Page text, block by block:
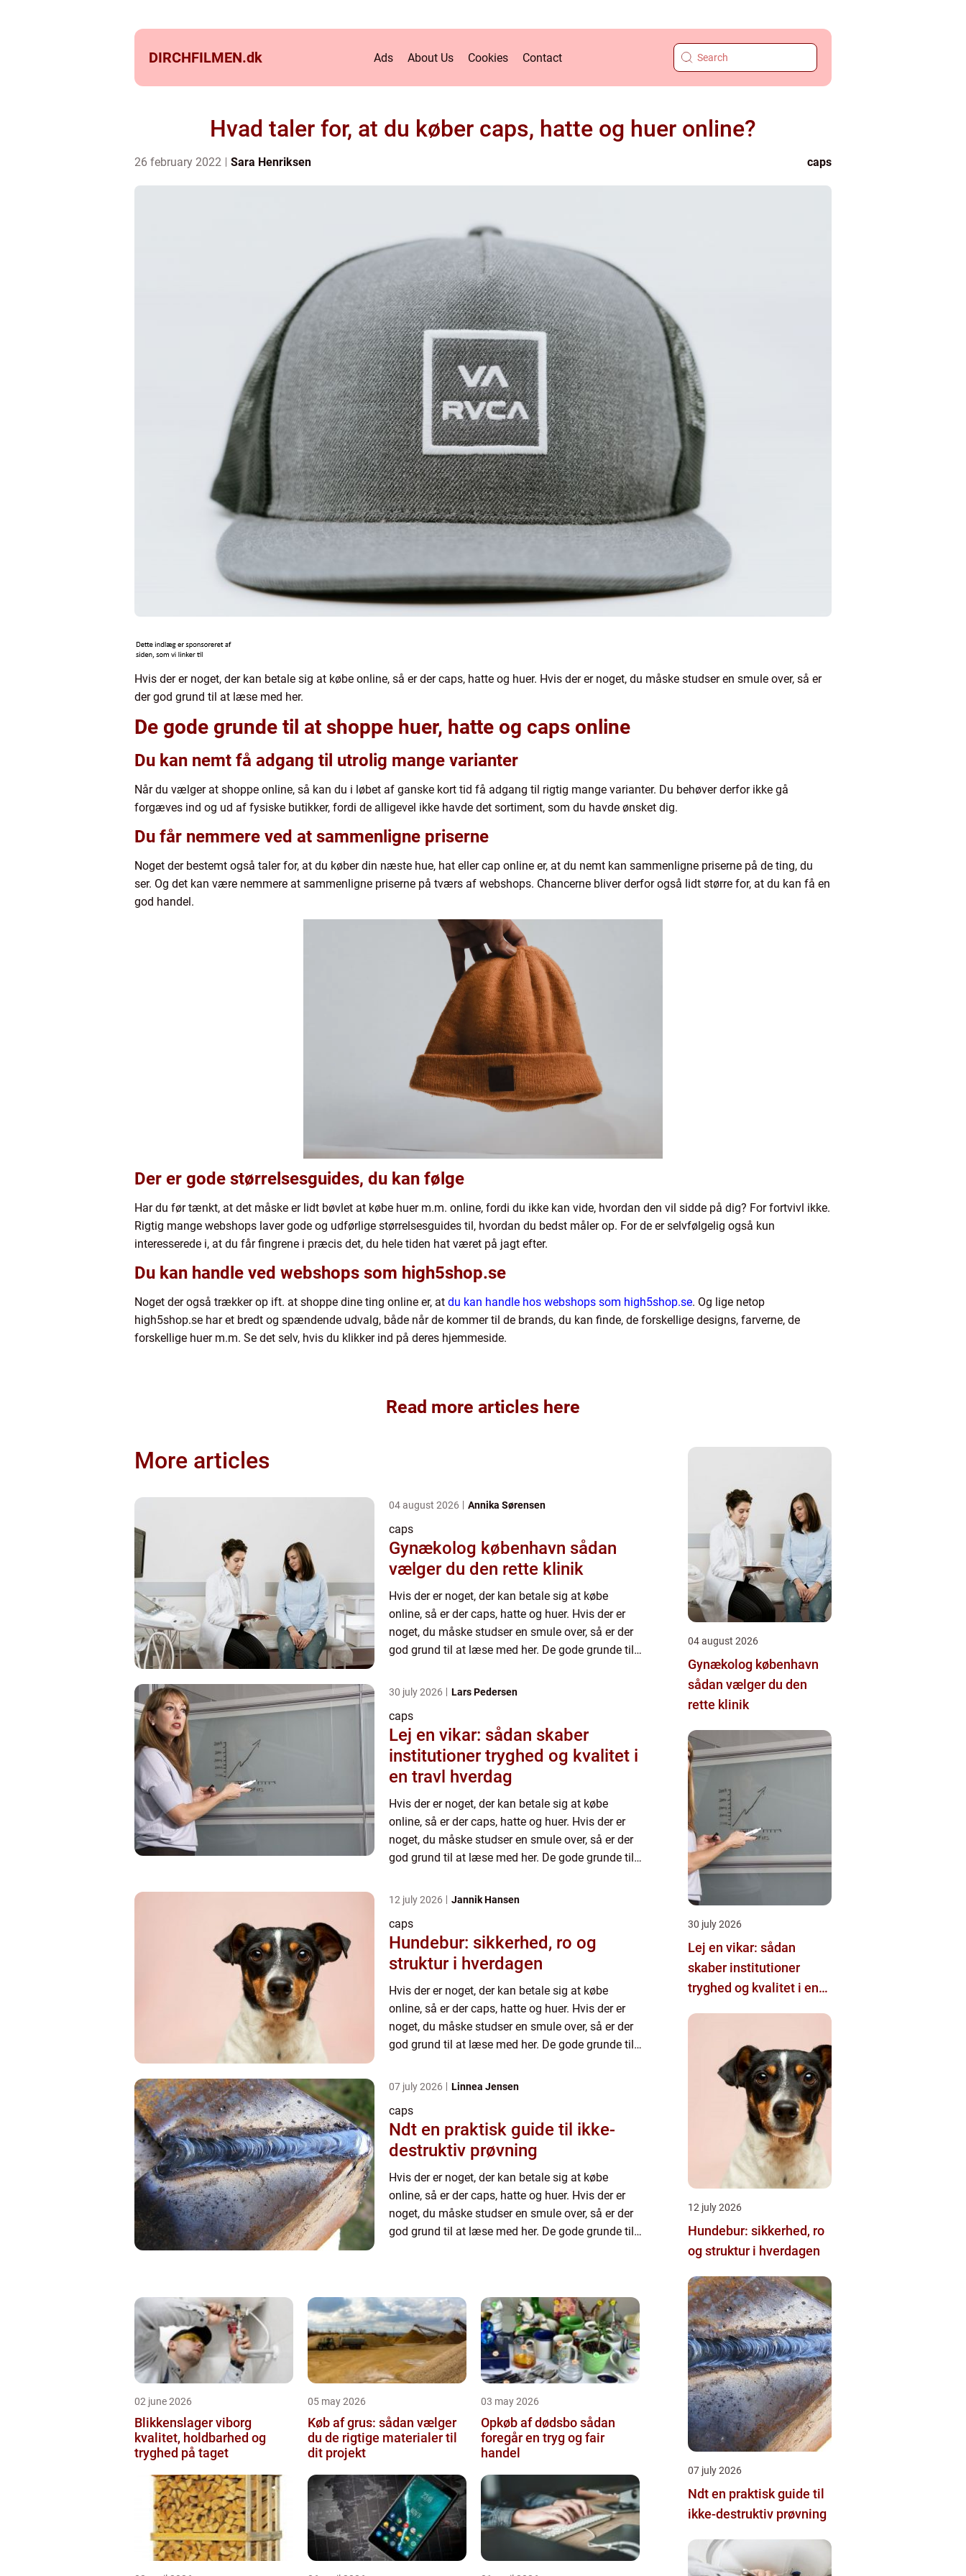
DIRCHFILMEN.dk Ads About Us Cookies Contact
Hvad taler for, at du køber caps, hatte og huer online?
26 february 2022 Sara Henriksen caps
Hvis der er noget, der kan betale sig at købe online, så er der caps, hatte og huer. Hvis der er noget, du måske studser en smule over, så er
der god grund til at læse med her.
De gode grunde til at shoppe huer, hatte og caps online
Du kan nemt få adgang til utrolig mange varianter
Når du vælger at shoppe online, så kan du i løbet af ganske kort tid få adgang til rigtig mange varianter. Du behøver derfor ikke gå
forgæves ind og ud af fysiske butikker, fordi de alligevel ikke havde det sortiment, som du havde ønsket dig.
Du får nemmere ved at sammenligne priserne
Noget der bestemt også taler for, at du køber din næste hue, hat eller cap online er, at du nemt kan sammenligne priserne på de ting, du
ser. Og det kan være nemmere at sammenligne priserne på tværs af webshops. Chancerne bliver derfor også lidt større for, at du kan få en
god handel.
Der er gode størrelsesguides, du kan følge
Har du før tænkt, at det måske er lidt bøvlet at købe huer m.m. online, fordi du ikke kan vide, hvordan den vil sidde på dig? For fortvivl ikke.
Rigtig mange webshops laver gode og udførlige størrelsesguides til, hvordan du bedst måler op. For de er selvfølgelig også kun
interesserede i, at du får fingrene i præcis det, du hele tiden hat været på jagt efter.
Du kan handle ved webshops som high5shop.se
Noget der også trækker op ift. at shoppe dine ting online er, at du kan handle hos webshops som high5shop.se. Og lige netop
high5shop.se har et bredt og spændende udvalg, både når de kommer til de brands, du kan finde, de forskellige designs, farverne, de
forskellige huer m.m. Se det selv, hvis du klikker ind på deres hjemmeside.
Read more articles here
More articles
04 august 2026 Annika Sørensen
caps
Gynækolog københavn sådan
vælger du den rette klinik
Hvis der er noget, der kan betale sig at købe
online, så er der caps, hatte og huer. Hvis der er
noget, du måske studser en smule over, så er der
god grund til at læse med her. De gode grunde til
30 july 2026 Lars Pedersen
caps
Lej en vikar: sådan skaber
institutioner tryghed og kvalitet i
en travl hverdag
Hvis der er noget, der kan betale sig at købe
online, så er der caps, hatte og huer. Hvis der er
noget, du måske studser en smule over, så er der
god grund til at læse med her. De gode grunde til
12 july 2026 Jannik Hansen
caps
Hundebur: sikkerhed, ro og
struktur i hverdagen
Hvis der er noget, der kan betale sig at købe
online, så er der caps, hatte og huer. Hvis der er
noget, du måske studser en smule over, så er der
god grund til at læse med her. De gode grunde til
07 july 2026 Linnea Jensen
caps
Ndt en praktisk guide til ikke-
destruktiv prøvning
Hvis der er noget, der kan betale sig at købe
online, så er der caps, hatte og huer. Hvis der er
noget, du måske studser en smule over, så er der
god grund til at læse med her. De gode grunde til
02 june 2026
Blikkenslager viborg
kvalitet, holdbarhed og
tryghed på taget
05 may 2026
Køb af grus: sådan vælger
du de rigtige materialer til
dit projekt
03 may 2026
Opkøb af dødsbo sådan
foregår en tryg og fair
handel
04 august 2026
Gynækolog københavn
sådan vælger du den
rette klinik
30 july 2026
Lej en vikar: sådan
skaber institutioner
tryghed og kvalitet i en
12 july 2026
Hundebur: sikkerhed, ro
og struktur i hverdagen
07 july 2026
Ndt en praktisk guide til
ikke-destruktiv prøvning